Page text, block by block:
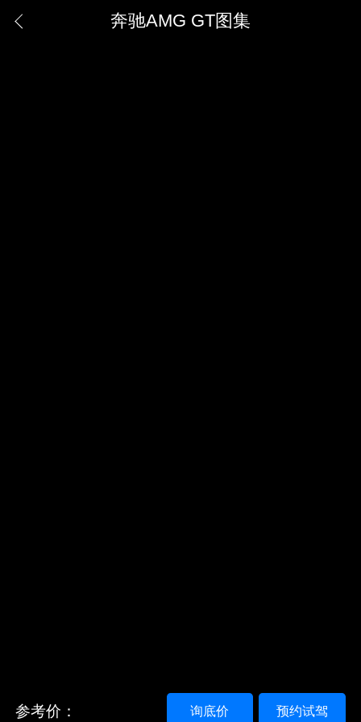
奔驰AMG GT图集
参考价： 预约试驾
询底价